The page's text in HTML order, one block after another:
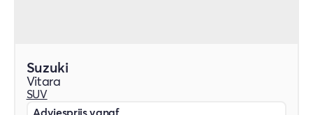
Suzuki
Vitara
SUV